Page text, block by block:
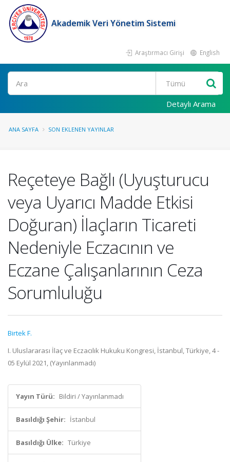
Akademik Veri Yönetim Sistemi
Araştırmacı Girişi English
Ara
Detaylı Arama
ANA SAYFA SON EKLENEN YAYINLAR
Reçeteye Bağlı (Uyuşturucu
veya Uyarıcı Madde Etkisi
Doğuran) İlaçların Ticareti
Nedeniyle Eczacının ve
Eczane Çalışanlarının Ceza
Sorumluluğu
Birtek F.
I. Uluslararası İlaç ve Eczacılık Hukuku Kongresi, İstanbul, Türkiye, 4 -
05 Eylül 2021, (Yayınlanmadı)
Yayın Türü: Bildiri / Yayınlanmadı
Basıldığı Şehir: İstanbul
Basıldığı Ülke: Türkiye